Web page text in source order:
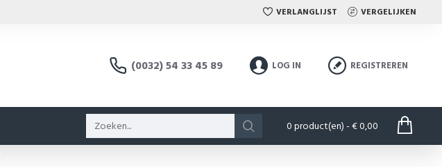
VERLANGLIJST VERGELIJKEN
(0032) 54 33 45 89 LOG IN REGISTREREN
0 product(en) - € 0,00